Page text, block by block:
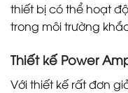
thiết bị có thể hoạt
trong môi trường
Thiết kế Power
Với thiết kế rất đơn